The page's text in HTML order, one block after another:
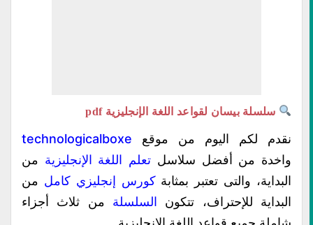
سلسلة بيسان لقواعد اللغة الإنجليزية pdf
نقدم لكم اليوم من موقع technologicalboxe
واخدة من أفضل سلاسل تعلم اللغة الإنجليزية من
البداية، والتى تعتبر بمثابةكورس إنجليزي كامل من
البداية للإحتراف، تتكون السلسلة من ثلاث أجزاء